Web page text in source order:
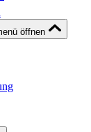
öffnen